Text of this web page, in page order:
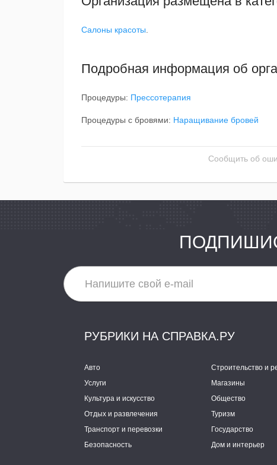
Салоны красоты
Подробная информация об
Процедуры: Прессотерапия
Процедуры с бровями: Наращивание бровей
Сообщить об
РУБРИКИ НА СПРАВКА.РУ
Авто Строительство и
Услуги
Магазины
Культура и искусство
Общество
Отдых и развлечения
Туризм
Транспорт и перевозки
Государство
Безопасность
Дом и интерьер